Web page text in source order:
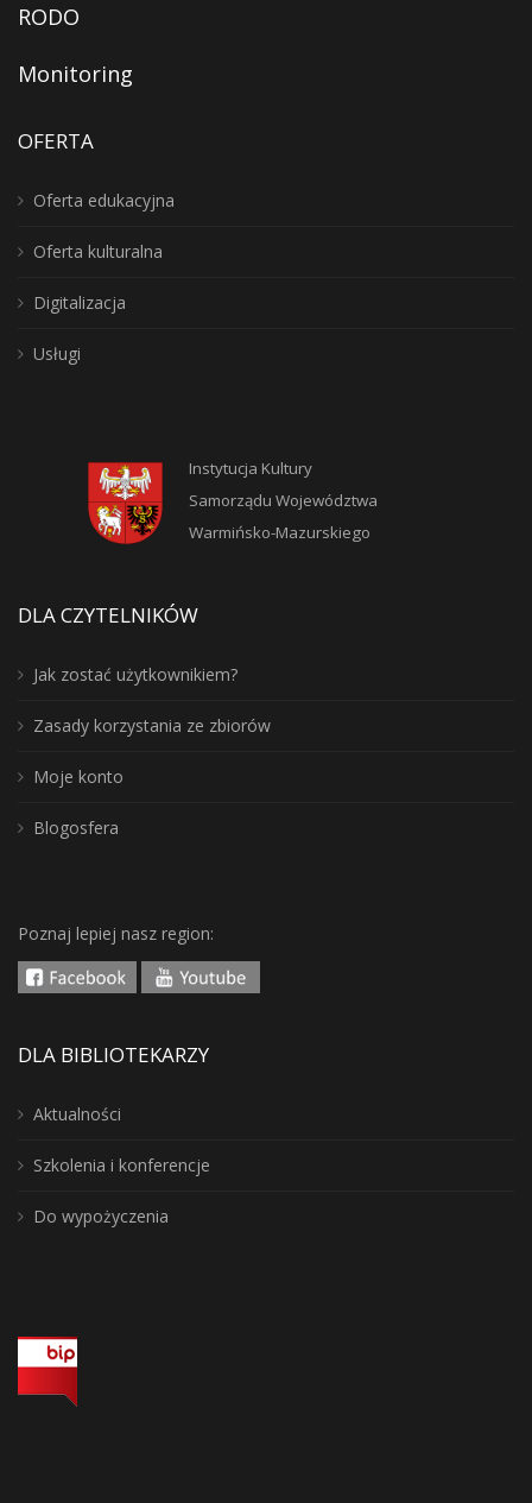
RODO
Monitoring
OFERTA
Oferta edukacyjna
Oferta kulturalna
Digitalizacja
Usługi
Instytucja Kultury
Samorządu Województwa
Warmińsko-Mazurskiego
DLA CZYTELNIKÓW
Jak zostać użytkownikiem?
Zasady korzystania ze zbiorów
Moje konto
Blogosfera
Poznaj lepiej nasz region:
DLA BIBLIOTEKARZY
Aktualności
Szkolenia i konferencje
Do wypożyczenia